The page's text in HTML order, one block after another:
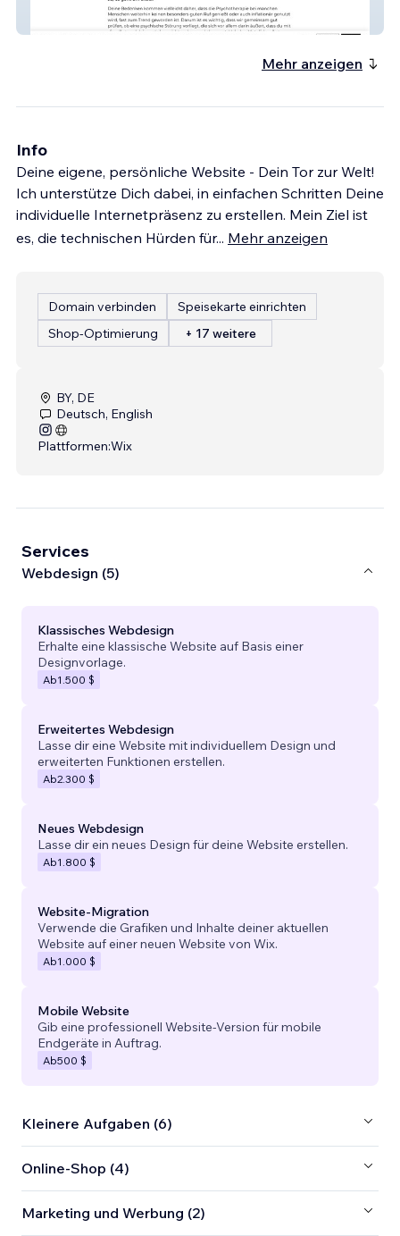
Neumut Psychotherapiepraxis
Mehr anzeigen
Info
Deine eigene, persönliche Website - Dein Tor zur Welt!
Ich unterstütze Dich dabei, in einfachen Schritten Deine
individuelle Internetpräsenz zu erstellen. Mein Ziel ist
es, die technischen Hürden für... Mehr anzeigen
Domain verbinden
Speisekarte einrichten
Shop-Optimierung
+ 17 weitere
BY, DE
Deutsch, English
Plattformen:Wix
Services
Webdesign (5)
Klassisches Webdesign
Erhalte eine klassische Website auf Basis einer
Designvorlage.
Ab1.500 $
Erweitertes Webdesign
Lasse dir eine Website mit individuellem Design und
erweiterten Funktionen erstellen.
Ab2.300 $
Neues Webdesign
Lasse dir ein neues Design für deine Website erstellen.
Ab1.800 $
Website-Migration
Verwende die Grafiken und Inhalte deiner aktuellen
Website auf einer neuen Website von Wix.
Ab1.000 $
Mobile Website
Gib eine professionell Website-Version für mobile
Endgeräte in Auftrag.
Ab500 $
Kleinere Aufgaben (6)
Online-Shop (4)
Marketing und Werbung (2)